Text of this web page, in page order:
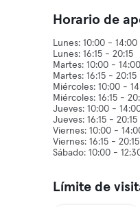
Horario de
Lunes: 10:00 - 14:00
Lunes: 16:15 - 20:15
Martes: 10:00 - 14:00
Martes: 16:15 - 20:15
Miércoles: 10:00 -
Miércoles: 16:15 -
Jueves: 10:00 -
Jueves: 16:15 - 20:15
Viernes: 10:00 -
Viernes: 16:15 - 20:15
Límite de